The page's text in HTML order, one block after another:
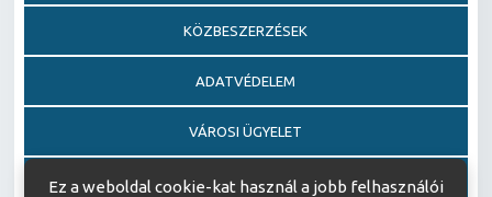
KÖZBESZERZÉSEK
ADATVÉDELEM
VÁROSI ÜGYELET
EGÉSZSÉGFEJLESZTŐ KÓRHÁZ DÍJ PÁLYÁZAT
Ez a weboldal cookie-kat használ a jobb felhasználói